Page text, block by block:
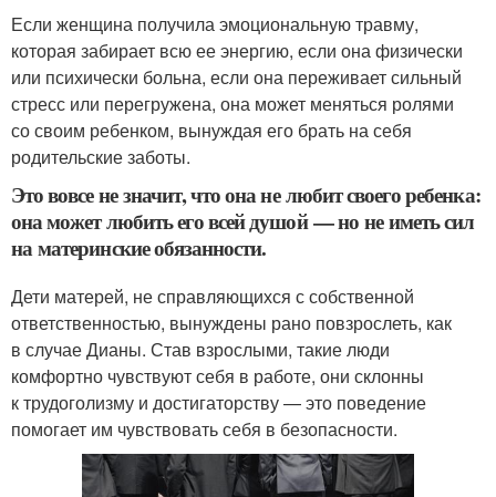
Если женщина получила эмоциональную травму,
которая забирает всю ее энергию, если она физически
или психически больна, если она переживает сильный
стресс или перегружена, она может меняться ролями
со своим ребенком, вынуждая его брать на себя
родительские заботы.
Это вовсе не значит, что она не любит своего ребенка:
она может любить его всей душой — но не иметь сил
на материнские обязанности.
Дети матерей, не справляющихся с собственной
ответственностью, вынуждены рано повзрослеть, как
в случае Дианы. Став взрослыми, такие люди
комфортно чувствуют себя в работе, они склонны
к трудоголизму и достигаторству — это поведение
помогает им чувствовать себя в безопасности.